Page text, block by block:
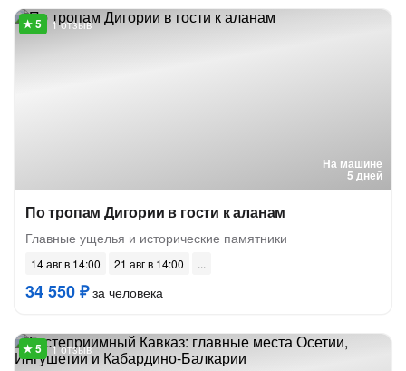
На машине
5 дней
1 отзыв
По тропам Дигории в гости к аланам
Главные ущелья и исторические памятники
14 авг в 14:00 21 авг в 14:00
34 550 ₽за человека
1 отзыв